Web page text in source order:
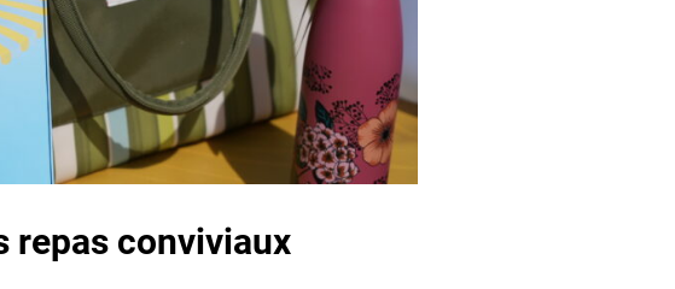
repas conviviaux